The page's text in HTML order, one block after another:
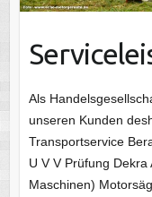
Als
unseren Kunden
Transportservice
U V V Prüfung
Maschinen)